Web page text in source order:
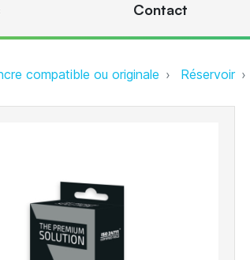
Contact
compatible ou originale Réservoir